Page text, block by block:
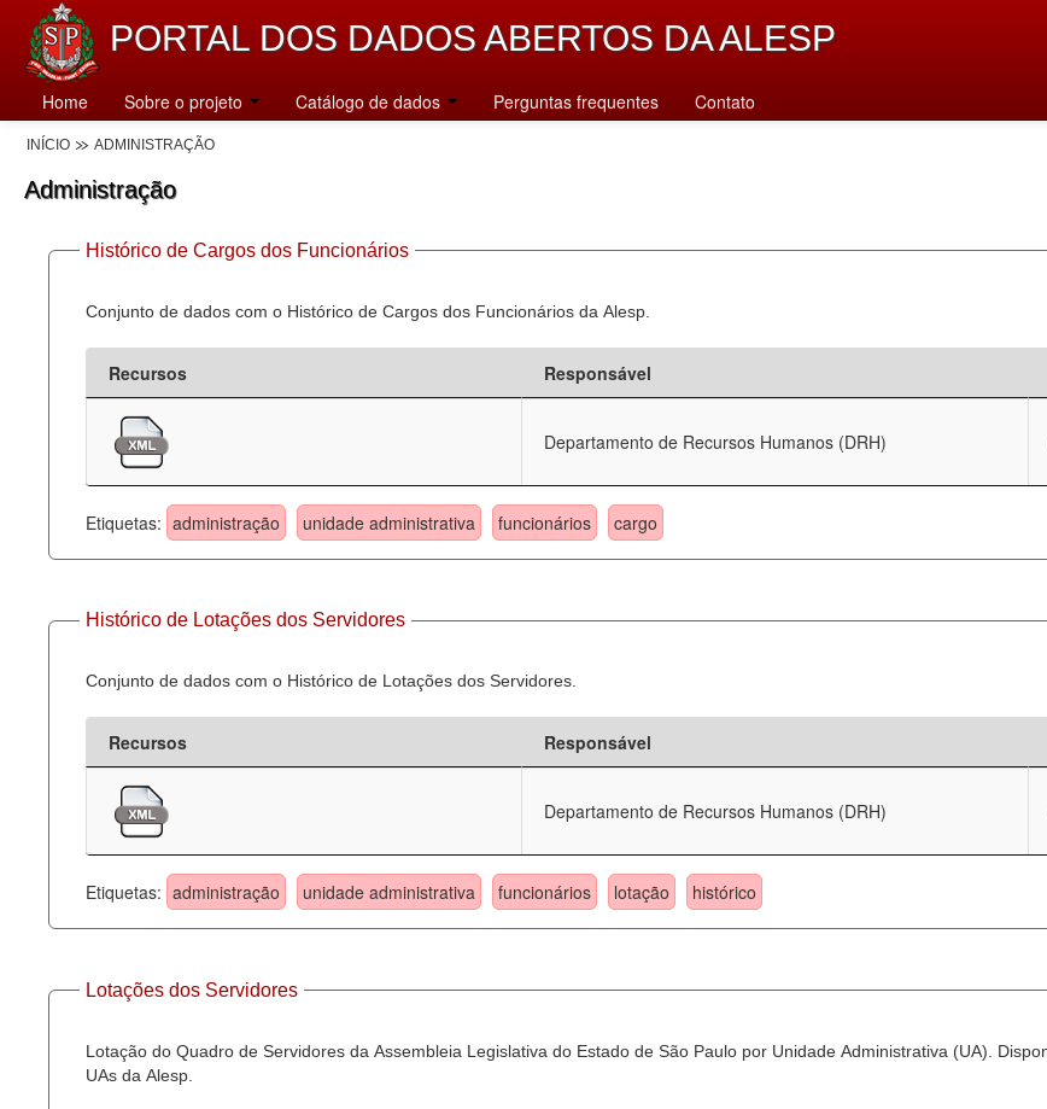
PORTAL DOS DADOS ABERTOS DA ALESP
Home Sobre o projeto Catálogo de dados Perguntas frequentes Contato
INÍCIO ADMINISTRAÇÃO
Administração
Histórico de Cargos dos Funcionários
Conjunto de dados com o Histórico de Cargos dos Funcionários da Alesp.
Recursos Responsável
Departamento de Recursos Humanos (DRH)
Etiquetas: administração unidade administrativa funcionários cargo
Histórico de Lotações dos Servidores
Conjunto de dados com o Histórico de Lotações dos Servidores.
Recursos Responsável
Departamento de Recursos Humanos (DRH)
Etiquetas: administração unidade administrativa funcionários lotação histórico
Lotações dos Servidores
Lotação do Quadro de Servidores da Assembleia Legislativa do Estado de São Paulo por Unidade Administrativa (UA).
UAs da Alesp.